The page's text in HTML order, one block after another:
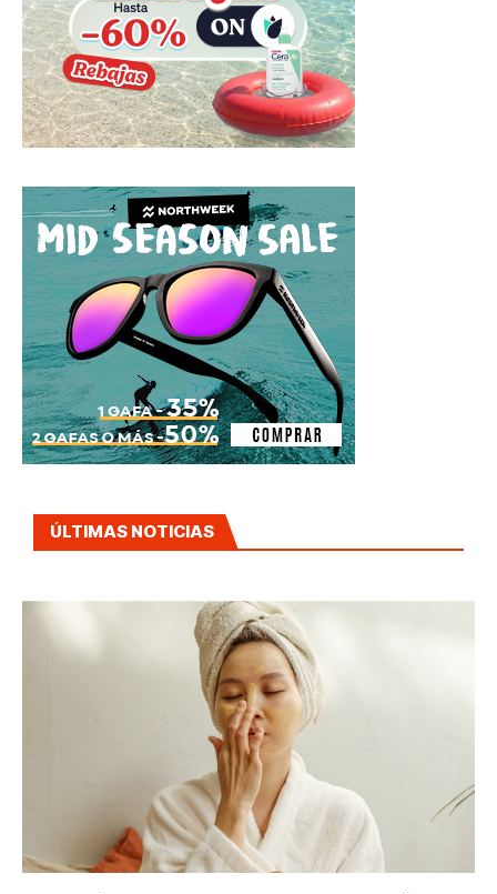
ÚLTIMAS NOTICIAS